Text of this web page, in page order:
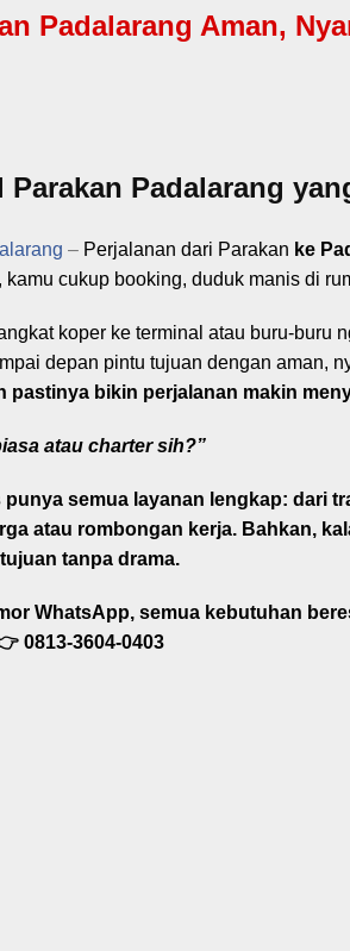
Padalarang Aman,
Parakan Padalarang
– Perjalanan dari Parakan ke
, kamu cukup booking, duduk manis di
koper ke terminal atau buru-buru
depan pintu tujuan dengan aman,
pastinya bikin perjalanan makin
atau charter sih?”
punya semua layanan lengkap: dari
atau rombongan kerja. Bahkan,
tanpa drama.
WhatsApp, semua kebutuhan
0813-3604-0403